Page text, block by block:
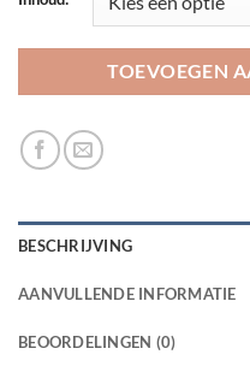
TOEVOEGEN
BESCHRIJVING
AANVULLENDE INFORMATIE
BEOORDELINGEN (0)